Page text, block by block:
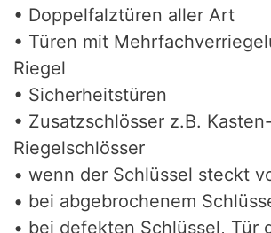
• Doppelfalztüren aller Art
• Türen mit
Riegel
• Sicherheitstüren
• Zusatzschlösser z.B.
Riegelschlösser
• wenn der Schlüssel steckt
• bei abgebrochenem
• bei defekten Schlüssel, Tür